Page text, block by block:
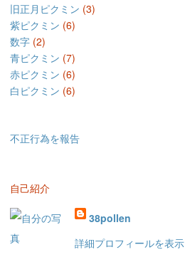
旧正月ピクミン (3)
紫ピクミン (6)
数字 (2)
青ピクミン (7)
赤ピクミン (6)
白ピクミン (6)
不正行為を報告
自己紹介
38pollen
詳細プロフィールを表示